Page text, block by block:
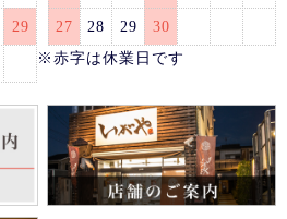
29 27 28 29
30
※赤字は休業日です